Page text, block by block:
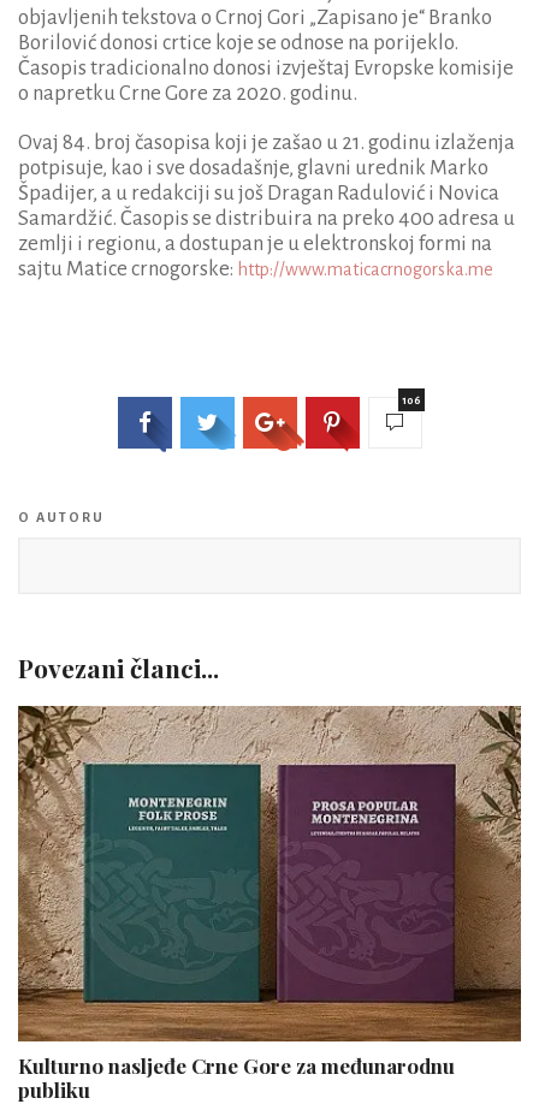
objavljenih tekstova o Crnoj Gori „Zapisano je“ Branko
Borilović donosi crtice koje se odnose na porijeklo.
Časopis tradicionalno donosi izvještaj Evropske komisije
o napretku Crne Gore za 2020. godinu.
Ovaj 84. broj časopisa koji je zašao u 21. godinu izlaženja
potpisuje, kao i sve dosadašnje, glavni urednik Marko
Špadijer, a u redakciji su još Dragan Radulović i Novica
Samardžić. Časopis se distribuira na preko 400 adresa u
zemlji i regionu, a dostupan je u elektronskoj formi na
sajtu Matice crnogorske: http://www.maticacrnogorska.me
106
O AUTORU
Povezani članci...
Kulturno nasljeđe Crne Gore za međunarodnu
publiku